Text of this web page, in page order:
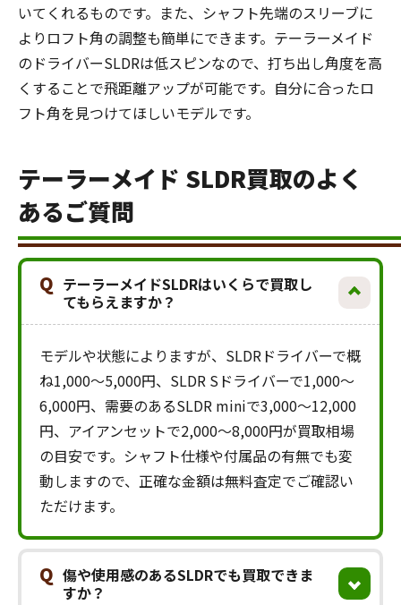
いてくれるものです。また、シャフト先端のスリーブに
よりロフト角の調整も簡単にできます。テーラーメイド
のドライバーSLDRは低スピンなので、打ち出し角度を高
くすることで飛距離アップが可能です。自分に合ったロ
フト角を見つけてほしいモデルです。
テーラーメイド SLDR買取のよく
あるご質問
Q テーラーメイドSLDRはいくらで買取し
てもらえますか？
モデルや状態によりますが、SLDRドライバーで概
ね1,000〜5,000円、SLDR Sドライバーで1,000〜
6,000円、需要のあるSLDR miniで3,000〜12,000
円、アイアンセットで2,000〜8,000円が買取相場
の目安です。シャフト仕様や付属品の有無でも変
動しますので、正確な金額は無料査定でご確認い
ただけます。
Q 傷や使用感のあるSLDRでも買取できま
すか？